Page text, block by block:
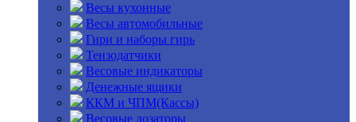
Весы кухонные
Весы автомобильные
Гири и наборы гирь
Тензодатчики
Весовые индикаторы
Денежные ящики
ККМ и ЧПМ(Кассы)
Весовые дозаторы